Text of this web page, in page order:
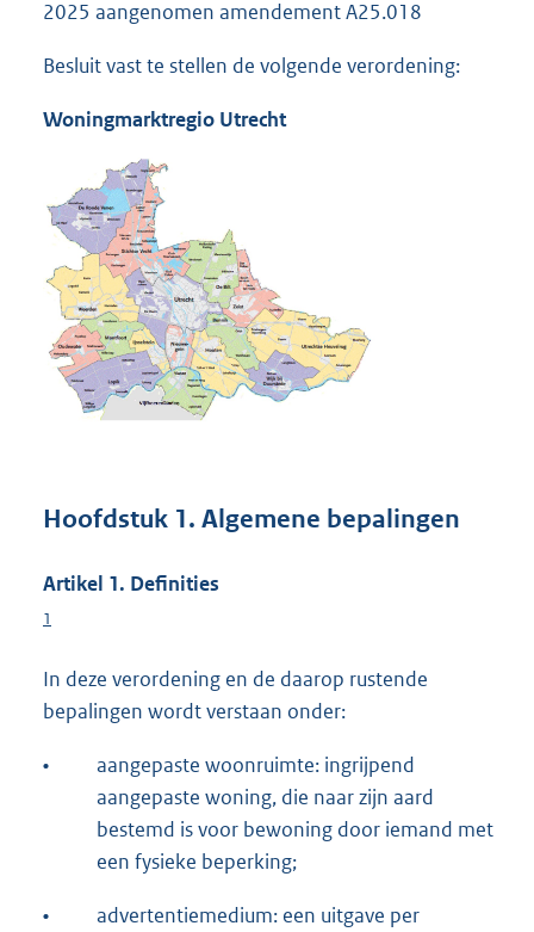
2025 aangenomen amendement A25.018
Besluit vast te stellen de volgende verordening:
Woningmarktregio Utrecht
Hoofdstuk 1. Algemene bepalingen
Artikel 1. Definities
1
In deze verordening en de daarop rustende
bepalingen wordt verstaan onder:
•
aangepaste woonruimte: ingrijpend
aangepaste woning, die naar zijn aard
bestemd is voor bewoning door iemand met
een fysieke beperking;
•
advertentiemedium: een uitgave per